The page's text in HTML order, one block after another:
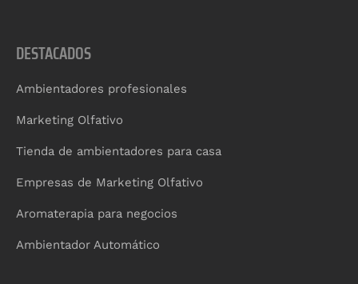
DESTACADOS
Ambientadores profesionales
Marketing Olfativo
Tienda de ambientadores para casa
Empresas de Marketing Olfativo
Aromaterapia para negocios
Ambientador Automático